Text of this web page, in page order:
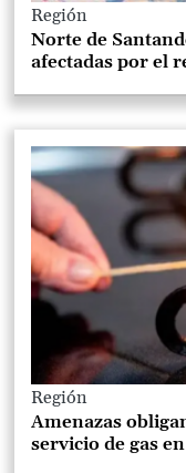
Región
Norte de
afectadas por el
Región
Amenazas
servicio de gas